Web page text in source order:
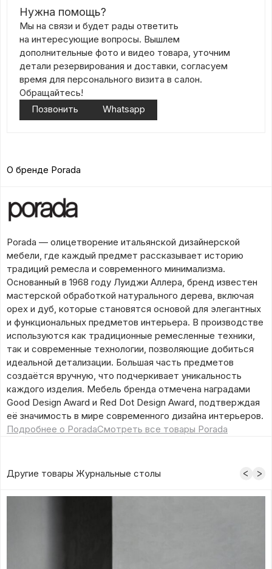
Нужна помощь?
Мы на связи и будет рады ответить
на интересующие вопросы. Вышлем
дополнительные фото и видео товара, уточним
детали резервирования и доставки, согласуем
время для персонального визита в салон.
Обращайтесь!
Позвонить
Whatsapp
О бренде Porada
Porada — олицетворение итальянской дизайнерской
мебели, где каждый предмет рассказывает историю
традиций ремесла и современного минимализма.
Основанный в 1968 году Луиджи Аллера, бренд известен
мастерской обработкой натурального дерева, включая
орех и дуб, которые становятся основой для элегантных
и функциональных предметов интерьера. В производстве
используются как традиционные ремесленные техники,
так и современные технологии, позволяющие добиться
идеальной детализации. Большая часть предметов
создаётся вручную, что подчеркивает уникальность
каждого изделия. Мебель бренда отмечена наградами
Good Design Award и Red Dot Design Award, подтверждая
её значимость в мире современного дизайна интерьеров.
Подробнее о PoradaСмотреть все товары Porada
Другие товары Журнальные столы